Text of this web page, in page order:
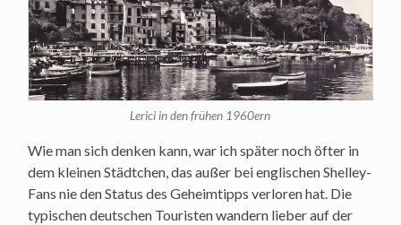
Leri­ci in den frü­hen 1960ern
Wie man sich den­ken kann, war ich spä­ter noch öfter in
dem klei­nen Städt­chen, das außer bei eng­li­schen Shel­ley-
Fans nie den Sta­tus des Geheim­tipps ver­lo­ren hat. Die
typi­schen deut­schen Tou­ris­ten wan­dern lie­ber auf der